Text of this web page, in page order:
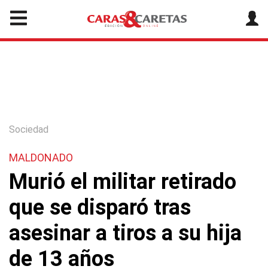
Sociedad
MALDONADO
Murió el militar retirado
que se disparó tras
asesinar a tiros a su hija
de 13 años